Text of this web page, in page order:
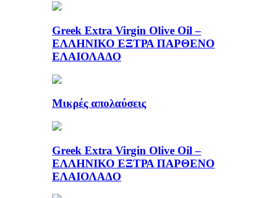
Greek Extra Virgin Olive Oil –
ΕΛΛΗΝΙΚΟ ΕΞΤΡΑ ΠΑΡΘΕΝΟ
ΕΛΑΙΟΛΑΔΟ
Μικρές απολαύσεις
Greek Extra Virgin Olive Oil –
ΕΛΛΗΝΙΚΟ ΕΞΤΡΑ ΠΑΡΘΕΝΟ
ΕΛΑΙΟΛΑΔΟ